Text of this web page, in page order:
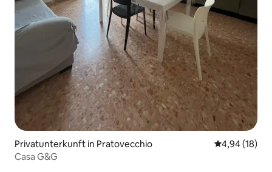
Privatunterkunft in Pratovecchio
4,94 (18)
Casa G&G